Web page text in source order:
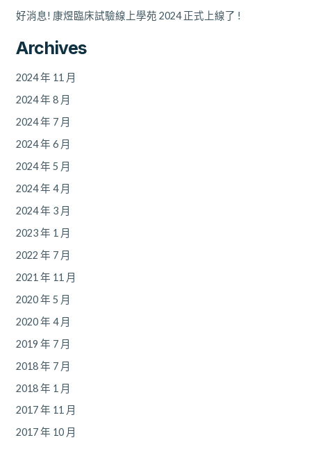
好消息! 康煜臨床試驗線上學苑 2024 正式上線了 !
Archives
2024 年 11 月
2024 年 8 月
2024 年 7 月
2024 年 6 月
2024 年 5 月
2024 年 4 月
2024 年 3 月
2023 年 1 月
2022 年 7 月
2021 年 11 月
2020 年 5 月
2020 年 4 月
2019 年 7 月
2018 年 7 月
2018 年 1 月
2017 年 11 月
2017 年 10 月